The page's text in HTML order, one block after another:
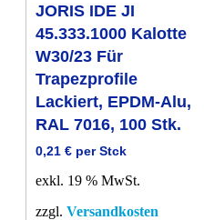
JORIS IDE JI
45.333.1000 Kalotte
W30/23 Für
Trapezprofile
Lackiert, EPDM-Alu,
RAL 7016, 100 Stk.
0,21 € per Stck
exkl. 19 % MwSt.
zzgl. Versandkosten